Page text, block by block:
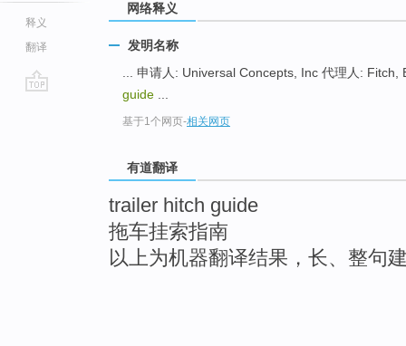
释义
翻译
网络释义
发明名称
... 申请人: Universal Concepts, Inc 代理人:
guide
基于1个网页-相关网页
有道翻译
trailer hitch guide
拖车挂索指南
以上为机器翻译结果，长、整句